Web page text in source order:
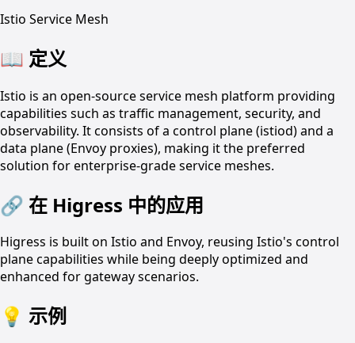
Istio Service Mesh
📖 定义
Istio is an open-source service mesh platform providing
capabilities such as traffic management, security, and
observability. It consists of a control plane (istiod) and a
data plane (Envoy proxies), making it the preferred
solution for enterprise-grade service meshes.
🔗 在 Higress 中的应用
Higress is built on Istio and Envoy, reusing Istio's control
plane capabilities while being deeply optimized and
enhanced for gateway scenarios.
💡 示例